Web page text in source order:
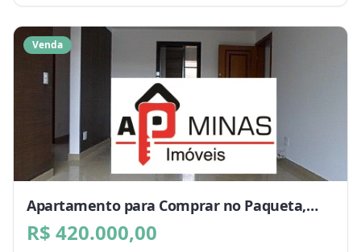
Venda
Apartamento para Comprar no Paqueta,
Belo Horizonte - MG
R$ 420.000,00